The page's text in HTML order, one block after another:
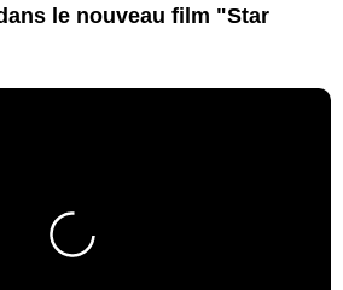
le nouveau film "Star